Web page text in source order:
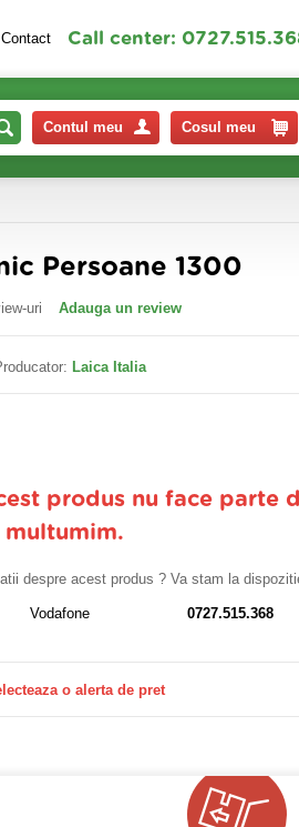
Contact Call center:
Contul meu Cosul meu
Persoane 1300
uri Adauga un review
Laica Italia
produs nu face parte
multumim.
despre acest produs ? Va stam la
Vodafone
0727.515.368
o alerta de pret